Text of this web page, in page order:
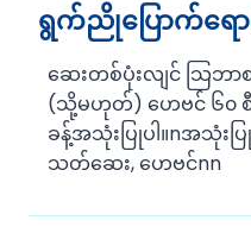
ရွက်ညိုပြောက်ရော
ဆေးတစ်ပုံးလျင် သြဘာ
(သို့မဟုတ်) ဟေဗင် ၆၀ စီ
ခန့်အသုံးပြုပါ။nအသုံးပ
သတ်ဆေး, ဟေဗင်nn